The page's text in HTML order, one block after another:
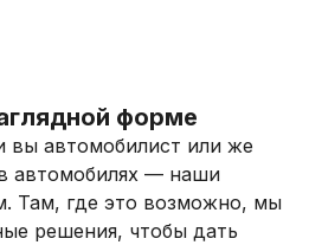
форме
автомобилист или же
автомобилях — наши
Там, где это возможно, мы
решения, чтобы дать